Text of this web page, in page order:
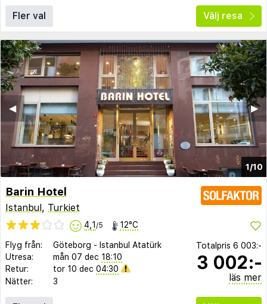
Fler val Välj resa
1/10
▶︎
◀︎
Barin Hotel
Istanbul , Turkiet
4,1 /5 12°C
Flyg från: Göteborg - Istanbul Atatürk
Utresa:
mån 07 dec 18:10
Retur:
tor 10 dec 04:30
Nätter:
3
Totalpris 6 003:-
3 002:-
läs mer